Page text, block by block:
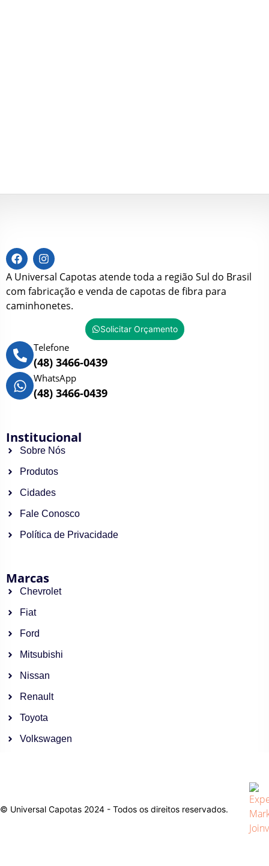
A Universal Capotas atende toda a região Sul do Brasil
com fabricação e venda de capotas de fibra para
caminhonetes.
Solicitar Orçamento
Telefone
(48) 3466-0439
WhatsApp
(48) 3466-0439
Institucional
Sobre Nós
Produtos
Cidades
Fale Conosco
Política de Privacidade
Marcas
Chevrolet
Fiat
Ford
Mitsubishi
Nissan
Renault
Toyota
Volkswagen
© Universal Capotas 2024 - Todos os direitos reservados.